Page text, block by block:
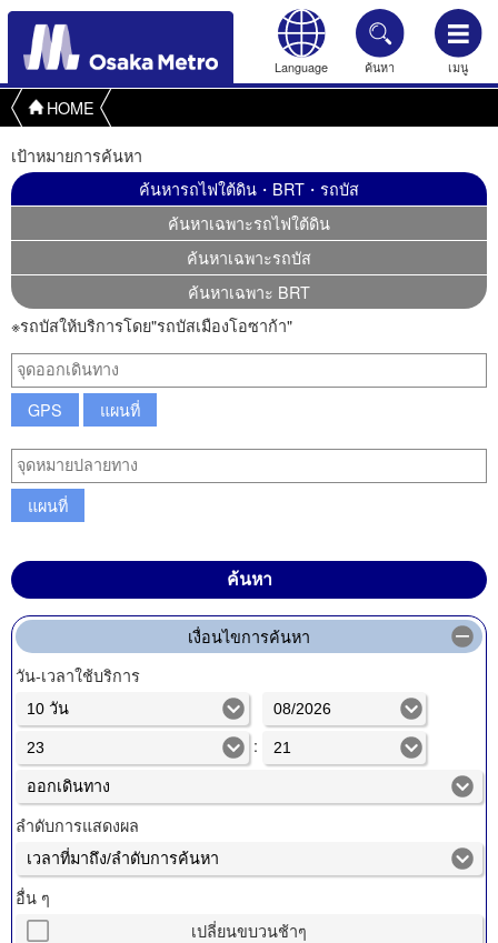
Language ค้นหา เมนู
HOME
เป้าหมายการค้นหา
ค้นหารถไฟใต้ดิน・BRT・รถบัส
ค้นหาเฉพาะรถไฟใต้ดิน
ค้นหาเฉพาะรถบัส
ค้นหาเฉพาะ BRT
※รถบัสให้บริการโดย"รถบัสเมืองโอซาก้า"
GPS แผนที่
แผนที่
เงื่อนไขการค้นหา
วัน-เวลาใช้บริการ
:
ลำดับการแสดงผล
อื่น ๆ
เปลี่ยนขบวนช้าๆ